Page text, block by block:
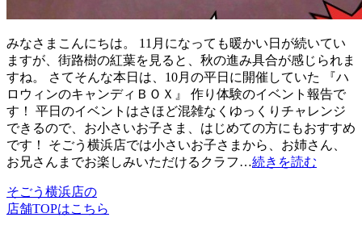
みなさまこんにちは。 11月になっても暖かい日が続いてい
ますが、街路樹の紅葉を見ると、秋の進み具合が感じられま
すね。 さてそんな本日は、10月の平日に開催していた 『ハ
ロウィンのキャンディＢＯＸ』 作り体験のイベント報告で
す！ 平日のイベントはさほど混雑なくゆっくりチャレンジ
できるので、お小さいお子さま、はじめての方にもおすすめ
です！ そごう横浜店では小さいお子さまから、お姉さん、
お兄さんまでお楽しみいただけるクラフ…続きを読む
そごう横浜店の
店舗TOPはこちら